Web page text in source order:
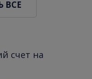
ВСЕ
счет на